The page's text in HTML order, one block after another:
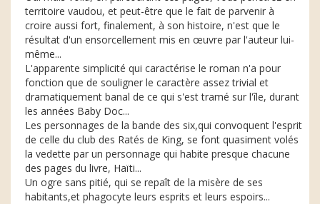
territoire vaudou, et peut-être que le fait de parvenir à
croire aussi fort, finalement, à son histoire, n'est que le
résultat d'un ensorcellement mis en œuvre par l'auteur lui-
même...
L'apparente simplicité qui caractérise le roman n'a pour
fonction que de souligner le caractère assez trivial et
dramatiquement banal de ce qui s'est tramé sur l'île, durant
les années Baby Doc...
Les personnages de la bande des six,qui convoquent l'esprit
de celle du club des Ratés de King, se font quasiment volés
la vedette par un personnage qui habite presque chacune
des pages du livre, Haïti...
Un ogre sans pitié, qui se repaît de la misère de ses
habitants,et phagocyte leurs esprits et leurs espoirs...